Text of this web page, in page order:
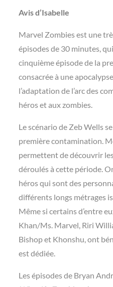
Avis d’Isabelle
Marvel Zombies est une
épisodes de 30 minutes,
cinquième épisode de la
consacrée à une
l’adaptation de l’arc des
héros et aux zombies.
Le scénario de Zeb Wells
première contamination.
permettent de découvrir
déroulés à cette période.
héros qui sont des
différents longs métrages
Même si certains d’entre
Khan/Ms. Marvel, Riri
Bishop et Khonshu, ont
est dédiée.
Les épisodes de Bryan